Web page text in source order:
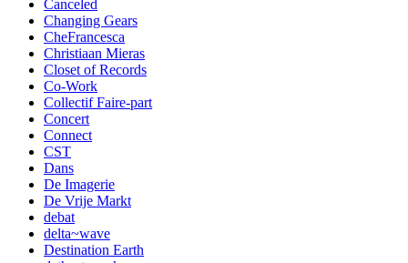
Canceled
Changing Gears
CheFrancesca
Christiaan Mieras
Closet of Records
Co-Work
Collectif Faire-part
Concert
Connect
CST
Dans
De Imagerie
De Vrije Markt
debat
delta~wave
Destination Earth